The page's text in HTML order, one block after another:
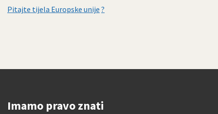
Pitajte tijela Europske unije ?
Imamo pravo znati